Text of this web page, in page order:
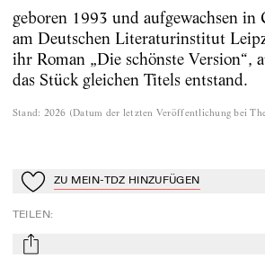
geboren 1993 und aufgewachsen in
am Deutschen Literaturinstitut
ihr Roman „Die schönste Version“,
das Stück gleichen Titels entstand.
Stand: 2026 (Datum der letzten Veröffentlichung bei
Zu Mein-TdZ hinzufügen
ZU MEIN-TDZ HINZUFÜGEN
TEILEN:
mail